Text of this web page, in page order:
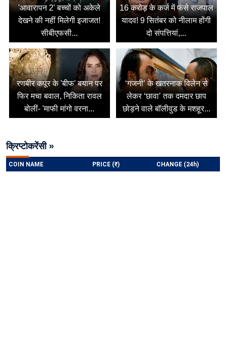
'आवारापन 2' बच्चों को अकेले
देखने की नहीं मिलेगी इजाजत!
सीबीएफसी...
16 करोड़ के कर्ज में फंसे राजपाल
यादव! 9 सितंबर को नीलाम होंगी
दो संपत्तियां,...
रणबीर कपूर के 'बीफ' बयान पर
फिर मचा बवाल, निकिता रावल
बोलीं- 'माफी मांगो वरना...
‘गजनी’ के खतरनाक विलेन से
लेकर ‘छावा’ तक दमदार छाप
छोड़ने वाले बॉलीवुड के मशहूर...
क्रिप्टोकरेंसी »